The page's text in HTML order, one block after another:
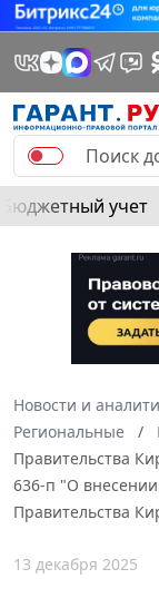
Бюджетный учет
Новости и
Региональные
Правительства
636-п "О
Правительства
13 декабря 2025